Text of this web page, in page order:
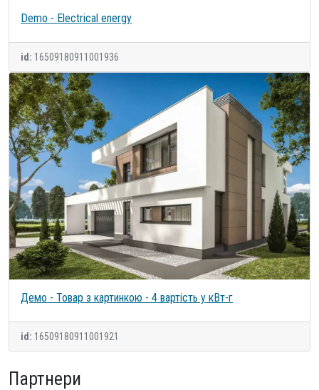
Demo - Electrical energy
id: 16509180911001936
Демо - Товар з картинкою - 4 вартість у кВт-г
id: 16509180911001921
Партнери